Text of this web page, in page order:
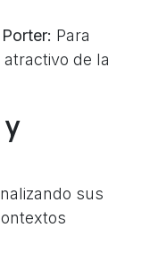
Para
de la
sus